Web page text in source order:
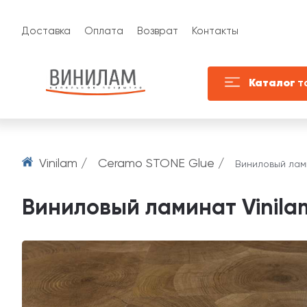
Доставка Оплата Возврат Контакты
Каталог
Vinilam / Ceramo STONE Glue / Виниловый
Виниловый ламинат